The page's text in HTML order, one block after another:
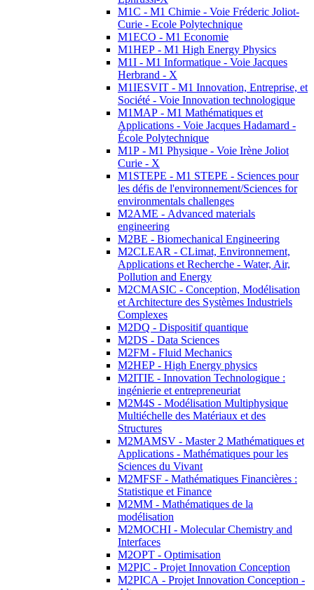
M1C - M1 Chimie - Voie Fréderic Joliot-
Curie - Ecole Polytechnique
M1ECO - M1 Economie
M1HEP - M1 High Energy Physics
M1I - M1 Informatique - Voie Jacques
Herbrand - X
M1IESVIT - M1 Innovation, Entreprise, et
Société - Voie Innovation technologique
M1MAP - M1 Mathématiques et
Applications - Voie Jacques Hadamard -
École Polytechnique
M1P - M1 Physique - Voie Irène Joliot
Curie - X
M1STEPE - M1 STEPE - Sciences pour
les défis de l'environnement/Sciences for
environmentals challenges
M2AME - Advanced materials
engineering
M2BE - Biomechanical Engineering
M2CLEAR - CLimat, Environnement,
Applications et Recherche - Water, Air,
Pollution and Energy
M2CMASIC - Conception, Modélisation
et Architecture des Systèmes Industriels
Complexes
M2DQ - Dispositif quantique
M2DS - Data Sciences
M2FM - Fluid Mechanics
M2HEP - High Energy physics
M2ITIE - Innovation Technologique :
ingénierie et entrepreneuriat
M2M4S - Modélisation Multiphysique
Multiéchelle des Matériaux et des
Structures
M2MAMSV - Master 2 Mathématiques et
Applications - Mathématiques pour les
Sciences du Vivant
M2MFSF - Mathématiques Financières :
Statistique et Finance
M2MM - Mathématiques de la
modélisation
M2MOCHI - Molecular Chemistry and
Interfaces
M2OPT - Optimisation
M2PIC - Projet Innovation Conception
M2PICA - Projet Innovation Conception -